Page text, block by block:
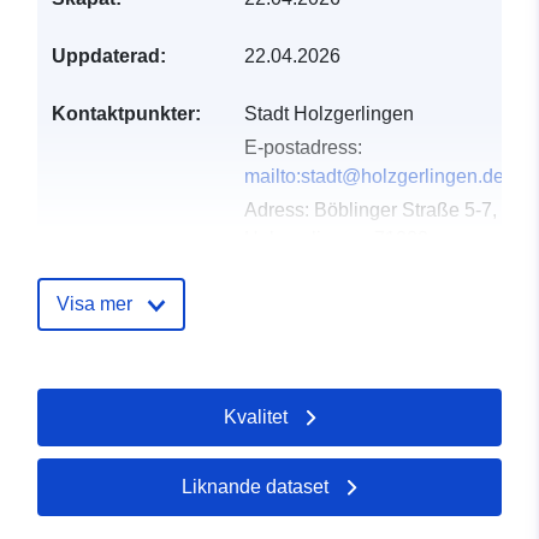
Uppdaterad: 22.04.2026
Kontaktpunkter:
Stadt Holzgerlingen
E-postadress:
mailto:stadt@holzgerlingen.de
Adress: Böblinger Straße 5-7,
Katalogregister: Läggs till i data.europa.eu: 02
May 2026
Uppdaterad på data.europa.eu:
25 July 2026
Visa mer
Kvalitet
Liknande dataset